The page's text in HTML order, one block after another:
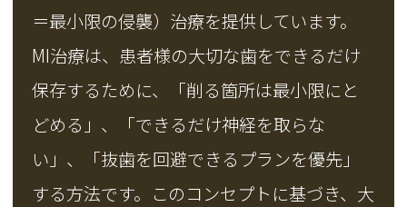
＝最小限の侵襲）治療を提供しています。
MI治療は、患者様の大切な歯をできるだけ
保存するために、「削る箇所は最小限にと
どめる」、「できるだけ神経を取らな
い」、「抜歯を回避できるプランを優先」
する方法です。このコンセプトに基づき、大